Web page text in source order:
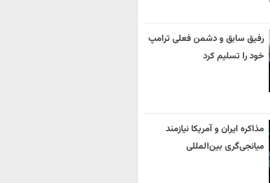
رفیق سابق و دشمن فعلی ترامپ
خود را تسلیم کرد
مذاکره ایران و آمریکا نیازمند
میانجی‌گری بین‌المللی